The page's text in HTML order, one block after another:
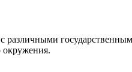
окружения.